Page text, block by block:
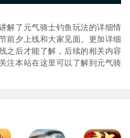
解了元气骑士钓鱼玩法的详细情
前夕上线和大家见面。更加详细
之后才能了解，后续的相关内容
注本站在这里可以了解到元气骑